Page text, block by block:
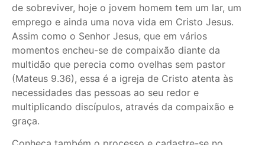
de sobreviver, hoje o jovem homem tem um lar, um
emprego e ainda uma nova vida em Cristo Jesus.
Assim como o Senhor Jesus, que em vários
momentos encheu-se de compaixão diante da
multidão que perecia como ovelhas sem pastor
(Mateus 9.36), essa é a igreja de Cristo atenta às
necessidades das pessoas ao seu redor e
multiplicando discípulos, através da compaixão e
graça.